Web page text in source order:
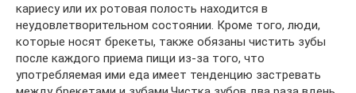
кариесу или их ротовая полость находится в
неудовлетворительном состоянии. Кроме того, люди,
которые носят брекеты, также обязаны чистить зубы
после каждого приема пищи из-за того, что
употребляемая ими еда имеет тенденцию застревать